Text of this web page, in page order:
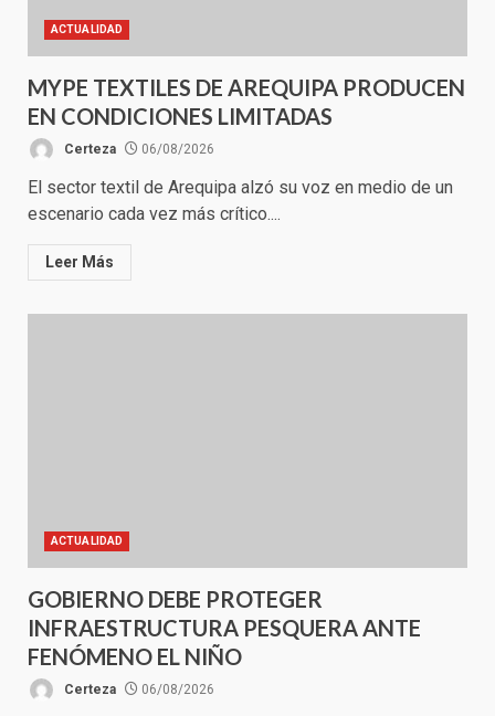
ACTUALIDAD
MYPE TEXTILES DE AREQUIPA PRODUCEN
EN CONDICIONES LIMITADAS
Certeza 06/08/2026
El sector textil de Arequipa alzó su voz en medio de un
escenario cada vez más crítico....
Leer Más
ACTUALIDAD
GOBIERNO DEBE PROTEGER
INFRAESTRUCTURA PESQUERA ANTE
FENÓMENO EL NIÑO
Certeza 06/08/2026